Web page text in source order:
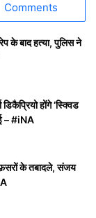
Comments
के बाद हत्या, पुलिस ने
होंगे ‘स्क्विड
– #iNA
के तबादले, संजय